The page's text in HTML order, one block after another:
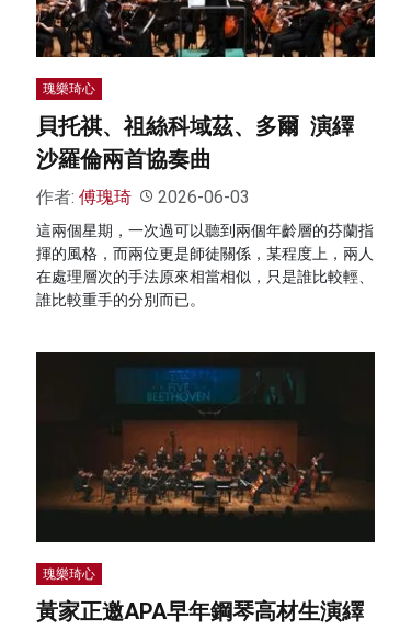
瑰樂琦心
貝托祺、祖絲科域茲、多爾 演繹
沙羅倫兩首協奏曲
作者: 傅瑰琦 2026-06-03
這兩個星期，一次過可以聽到兩個年齡層的芬蘭指
揮的風格，而兩位更是師徒關係，某程度上，兩人
在處理層次的手法原來相當相似，只是誰比較輕、
誰比較重手的分別而已。
瑰樂琦心
黃家正邀APA早年鋼琴高材生演繹